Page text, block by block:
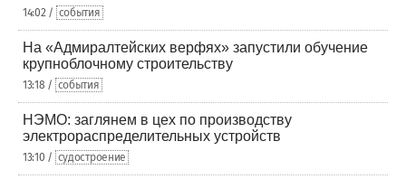
14:02 / события
На «Адмиралтейских верфях» запустили обучение
крупноблочному строительству
13:18 / события
НЭМО: заглянем в цех по производству
электрораспределительных устройств
13:10 / судостроение